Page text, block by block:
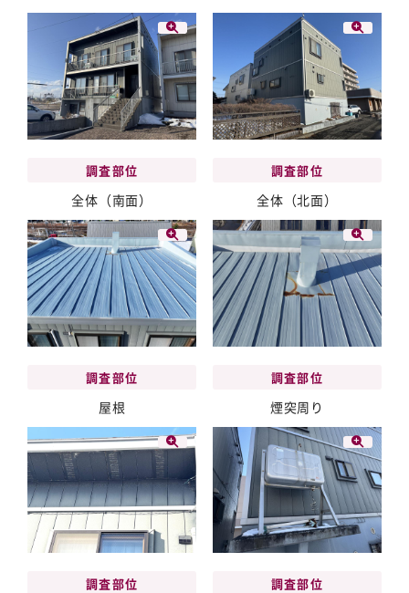
調査部位
全体（南面）
調査部位
全体（北面）
調査部位
屋根
調査部位
煙突周り
調査部位 調査部位